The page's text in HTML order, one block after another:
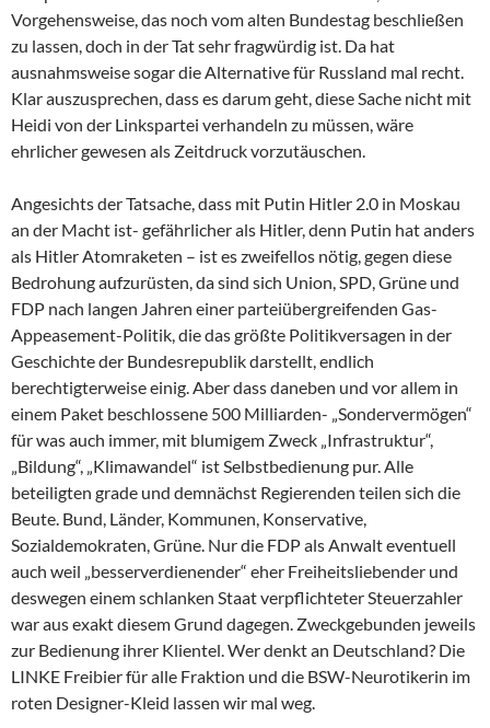
Vorgehensweise, das noch vom alten Bundestag beschließen
zu lassen, doch in der Tat sehr fragwürdig ist. Da hat
ausnahmsweise sogar die Alternative für Russland mal recht.
Klar auszusprechen, dass es darum geht, diese Sache nicht mit
Heidi von der Linkspartei verhandeln zu müssen, wäre
ehrlicher gewesen als Zeitdruck vorzutäuschen.
Angesichts der Tatsache, dass mit Putin Hitler 2.0 in Moskau
an der Macht ist- gefährlicher als Hitler, denn Putin hat anders
als Hitler Atomraketen – ist es zweifellos nötig, gegen diese
Bedrohung aufzurüsten, da sind sich Union, SPD, Grüne und
FDP nach langen Jahren einer parteiübergreifenden Gas-
Appeasement-Politik, die das größte Politikversagen in der
Geschichte der Bundesrepublik darstellt, endlich
berechtigterweise einig. Aber dass daneben und vor allem in
einem Paket beschlossene 500 Milliarden- „Sondervermögen“
für was auch immer, mit blumigem Zweck „Infrastruktur“,
„Bildung“, „Klimawandel“ ist Selbstbedienung pur. Alle
beteiligten grade und demnächst Regierenden teilen sich die
Beute. Bund, Länder, Kommunen, Konservative,
Sozialdemokraten, Grüne. Nur die FDP als Anwalt eventuell
auch weil „besserverdienender“ eher Freiheitsliebender und
deswegen einem schlanken Staat verpflichteter Steuerzahler
war aus exakt diesem Grund dagegen. Zweckgebunden jeweils
zur Bedienung ihrer Klientel. Wer denkt an Deutschland? Die
LINKE Freibier für alle Fraktion und die BSW-Neurotikerin im
roten Designer-Kleid lassen wir mal weg.